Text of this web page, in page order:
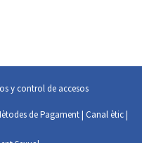
y control de accesos
de Pagament| Canal ètic|